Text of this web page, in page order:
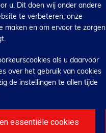
u. Dit doen wij onder andere
te verbeteren, onze
maken en om ervoor te zorgen
als u daarvoor
over het gebruik van cookies
de instellingen te allen tijde